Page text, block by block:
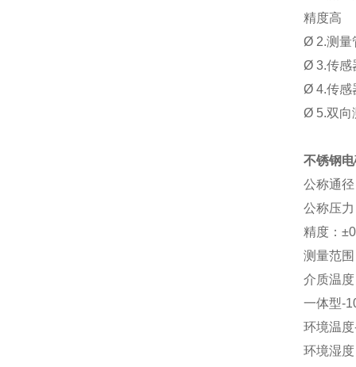
精度高
Ø 2.测量
Ø 3.传感
Ø 4.传感
Ø 5.双向
不锈钢
公称通
公称压
精度：
测量范
介质温
一体型-
环境温
环境湿